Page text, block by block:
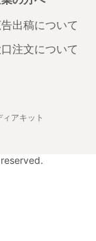
告出稿について
注文について
ィアキット